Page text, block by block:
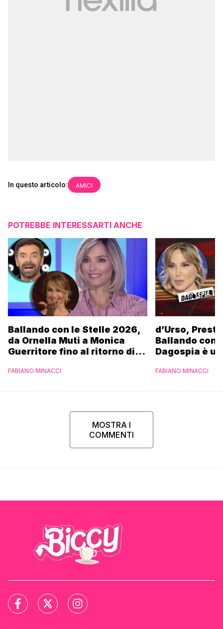
In questo articolo: AMICI
POTREBBE INTERESSARTI ANCHE
Ballando con le Stelle 2026,
da Ornella Muti a Monica
Guerritore fino al ritorno di
l’esclusiva di Gabriele
FABIANO MINACCI
d’Urso,
Ballando con
Dagospia è
FABIANO MINACCI
MOSTRA I
COMMENTI